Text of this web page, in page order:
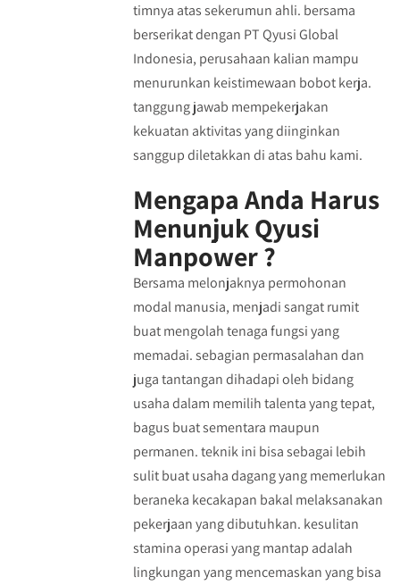
timnya atas sekerumun ahli. bersama
berserikat dengan PT Qyusi Global
Indonesia, perusahaan kalian mampu
menurunkan keistimewaan bobot kerja.
tanggung jawab mempekerjakan
kekuatan aktivitas yang diinginkan
sanggup diletakkan di atas bahu kami.
Mengapa Anda Harus
Menunjuk Qyusi
Manpower ?
Bersama melonjaknya permohonan
modal manusia, menjadi sangat rumit
buat mengolah tenaga fungsi yang
memadai. sebagian permasalahan dan
juga tantangan dihadapi oleh bidang
usaha dalam memilih talenta yang tepat,
bagus buat sementara maupun
permanen. teknik ini bisa sebagai lebih
sulit buat usaha dagang yang memerlukan
beraneka kecakapan bakal melaksanakan
pekerjaan yang dibutuhkan. kesulitan
stamina operasi yang mantap adalah
lingkungan yang mencemaskan yang bisa